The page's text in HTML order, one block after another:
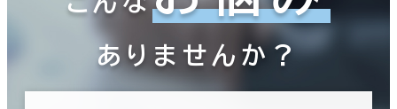
ありませんか？